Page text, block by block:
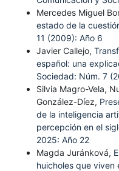
Mercedes Miguel
estado de la
11 (2009): Año 6
Javier Callejo,
español: una
Sociedad: Núm. 7
Silvia Magro-Vela,
González-Díez,
de la inteligencia
percepción en el
2025: Año 22
Magda Juránková,
huicholes que viven